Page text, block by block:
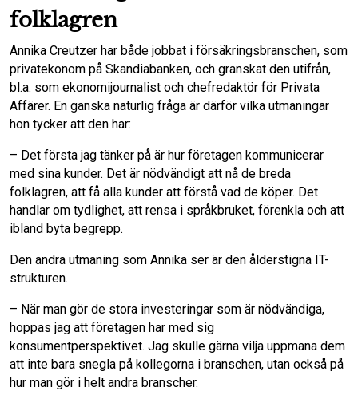
folklagren
Annika Creutzer har både jobbat i försäkringsbranschen, som
privatekonom på Skandiabanken, och granskat den utifrån,
bl.a. som ekonomijournalist och chefredaktör för Privata
Affärer. En ganska naturlig fråga är därför vilka utmaningar
hon tycker att den har:
– Det första jag tänker på är hur företagen kommunicerar
med sina kunder. Det är nödvändigt att nå de breda
folklagren, att få alla kunder att förstå vad de köper. Det
handlar om tydlighet, att rensa i språkbruket, förenkla och att
ibland byta begrepp.
Den andra utmaning som Annika ser är den ålderstigna IT-
strukturen.
– När man gör de stora investeringar som är nödvändiga,
hoppas jag att företagen har med sig
konsumentperspektivet. Jag skulle gärna vilja uppmana dem
att inte bara snegla på kollegorna i branschen, utan också på
hur man gör i helt andra branscher.